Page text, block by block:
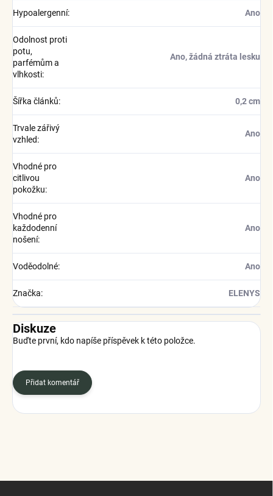
Hypoalergenní: Ano
Odolnost proti
potu,
parfémům a
vlhkosti:
Ano, žádná ztráta lesku
Šířka článků: 0,2 cm
Trvale zářivý
vzhled:
Ano
Vhodné pro
citlivou
pokožku:
Ano
Vhodné pro
každodenní
nošení:
Ano
Voděodolné: Ano
Značka: ELENYS
Diskuze
Buďte první, kdo napíše příspěvek k této položce.
Přidat komentář